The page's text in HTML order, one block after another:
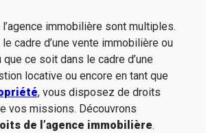
immobilière sont multiples.
cadre d’une vente immobilière ou
que ce soit dans le cadre d’une
locative ou encore en tant que
, vous disposez de droits
vos missions. Découvrons
de l’agence immobilière.